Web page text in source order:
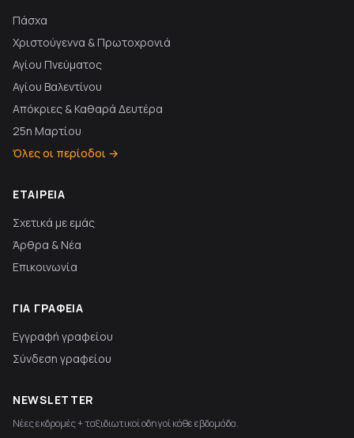
Πάσχα
Χριστούγεννα & Πρωτοχρονιά
Αγίου Πνεύματος
Αγίου Βαλεντίνου
Απόκριες & Καθαρά Δευτέρα
25η Μαρτίου
Όλες οι περίοδοι →
ΕΤΑΙΡΕΊΑ
Σχετικά με εμάς
Άρθρα & Νέα
Επικοινωνία
ΓΙΑ ΓΡΑΦΕΊΑ
Εγγραφή γραφείου
Σύνδεση γραφείου
NEWSLETTER
Νέες εκδρομές + ταξιδιωτικοί οδηγοί κάθε εβδομάδα.